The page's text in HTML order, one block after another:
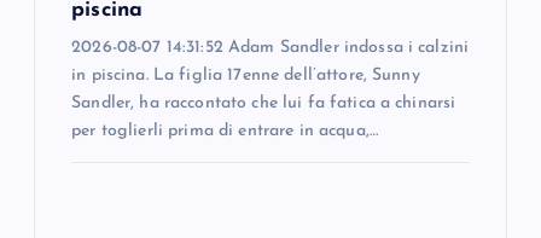
piscina
2026-08-07 14:31:52 Adam Sandler indossa i calzini
in piscina. La figlia 17enne dell’attore, Sunny
Sandler, ha raccontato che lui fa fatica a chinarsi
per toglierli prima di entrare in acqua,…